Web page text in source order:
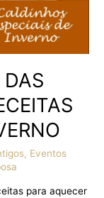
, Eventos
para aquecer